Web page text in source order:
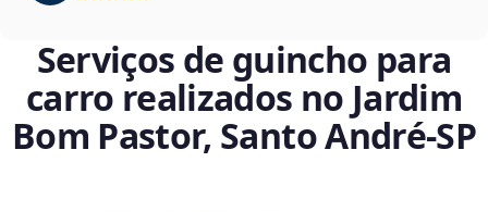
Serviços de guincho para
carro realizados no Jardim
Bom Pastor, Santo André‑SP